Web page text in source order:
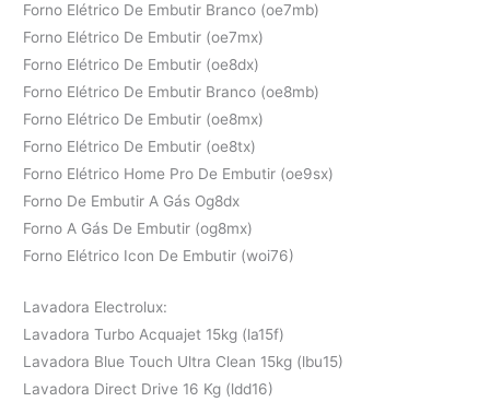
Forno Elétrico De Embutir Branco (oe7mb)
Forno Elétrico De Embutir (oe7mx)
Forno Elétrico De Embutir (oe8dx)
Forno Elétrico De Embutir Branco (oe8mb)
Forno Elétrico De Embutir (oe8mx)
Forno Elétrico De Embutir (oe8tx)
Forno Elétrico Home Pro De Embutir (oe9sx)
Forno De Embutir A Gás Og8dx
Forno A Gás De Embutir (og8mx)
Forno Elétrico Icon De Embutir (woi76)
Lavadora Electrolux:
Lavadora Turbo Acquajet 15kg (la15f)
Lavadora Blue Touch Ultra Clean 15kg (lbu15)
Lavadora Direct Drive 16 Kg (ldd16)